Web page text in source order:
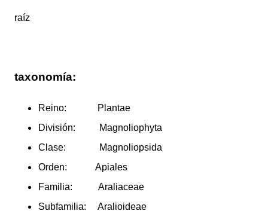
raíz
taxonomía:
Reino:
Plantae
División:
Magnoliophyta
Clase:
Magnoliopsida
Orden:
Apiales
Familia:
Araliaceae
Subfamilia:
Aralioideae